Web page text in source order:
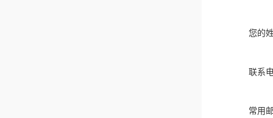
您的
联系
常用